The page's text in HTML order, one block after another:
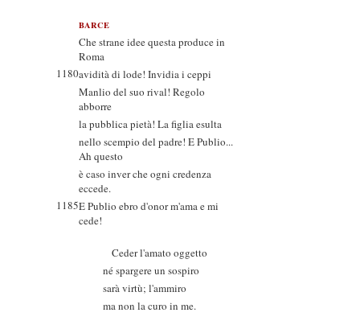
BARCE
Che strane idee questa produce in
Roma
1180avidità di lode! Invidia i ceppi
Manlio del suo rival! Regolo
abborre
la pubblica pietà! La figlia esulta
nello scempio del padre! E Publio...
Ah questo
è caso inver che ogni credenza
eccede.
1185E Publio ebro d'onor m'ama e mi
cede!
Ceder l'amato oggetto
né spargere un sospiro
sarà virtù; l'ammiro
ma non la curo in me.